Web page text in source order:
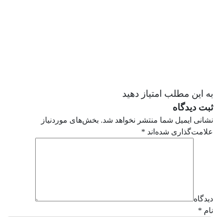
به این مطلب امتیاز دهید
ثبت دیدگاه
نشانی ایمیل شما منتشر نخواهد شد. بخش‌های موردنیاز
علامت‌گذاری شده‌اند *
دیدگاه
نام *